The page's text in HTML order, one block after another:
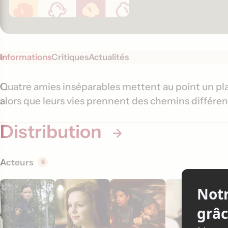
InformationsCritiquesActualités
I
n
o
m
a
t
i
S
y
o
p
Quatre amies inséparables mettent au point un
alors que leurs vies prennent des chemins
Distribution
Acteurs 6